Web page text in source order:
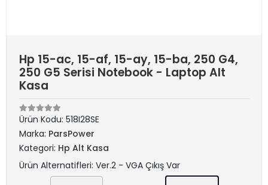
Hp 15-ac, 15-af, 15-ay, 15-ba, 250 G4,
250 G5 Serisi Notebook - Laptop Alt
Kasa
Ürün Kodu: 518I28SE
Marka: ParsPower
Kategori: Hp Alt Kasa
Ürün Alternatifleri: Ver.2 - VGA Çıkış Var